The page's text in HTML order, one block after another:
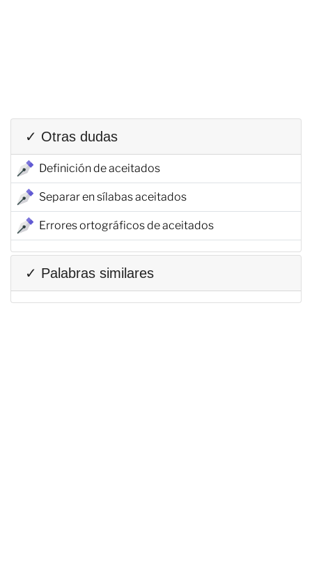
✓ Otras dudas
Definición de aceitados
Separar en sílabas aceitados
Errores ortográficos de aceitados
✓ Palabras similares